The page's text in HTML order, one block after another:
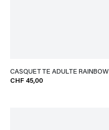
CASQUETTE ADULTE RAINBOW
CHF 45,00